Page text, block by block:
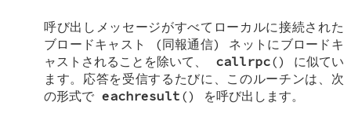
呼び出しメッセージがすべてローカルに接続された
ブロードキャスト (同報通信) ネットにブロードキ
ャストされることを除いて、 callrpc() に似てい
ます。応答を受信するたびに、このルーチンは、次
の形式で eachresult () を呼び出します。